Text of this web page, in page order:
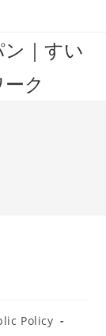
｜すい
ク
Policy